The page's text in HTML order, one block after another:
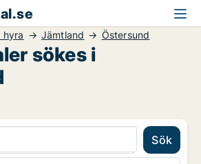
hyra Jämtland Östersund
sökes i
Sök